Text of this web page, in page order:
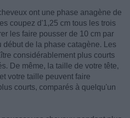
ont une phase anagène de
coupez d'1,25 cm tous les trois
les faire pousser de 10 cm par
début de la phase catagène. Les
considérablement plus courts
De même, la taille de votre tête,
votre taille peuvent faire
courts, comparés à quelqu'un